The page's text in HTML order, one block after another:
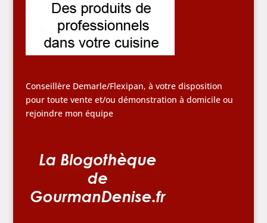
Conseillère Demarle/Flexipan, à votre disposition
pour toute vente et/ou démonstration à domicile ou
rejoindre mon équipe